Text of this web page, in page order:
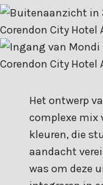
Het ontwerp
complexe mix
kleuren, die
aandacht
was om deze